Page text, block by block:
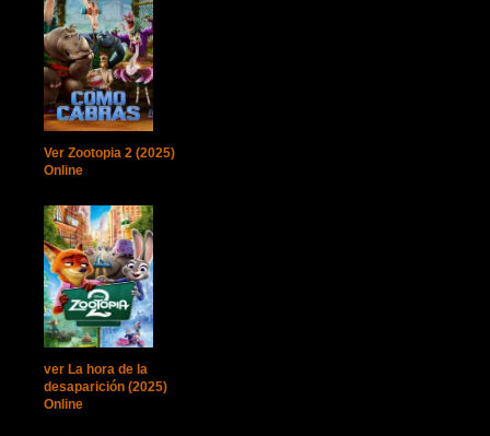
Ver Zootopia 2 (2025)
Online
ver La hora de la
desaparición (2025)
Online